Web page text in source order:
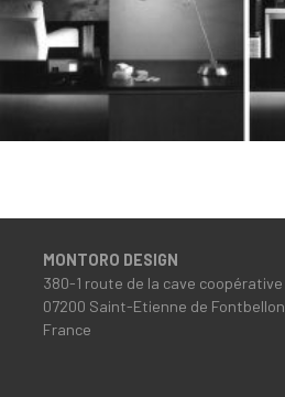
MONTORO DESIGN
380-1 route de la cave coopérative
07200 Saint-Etienne de Fontbellon
France